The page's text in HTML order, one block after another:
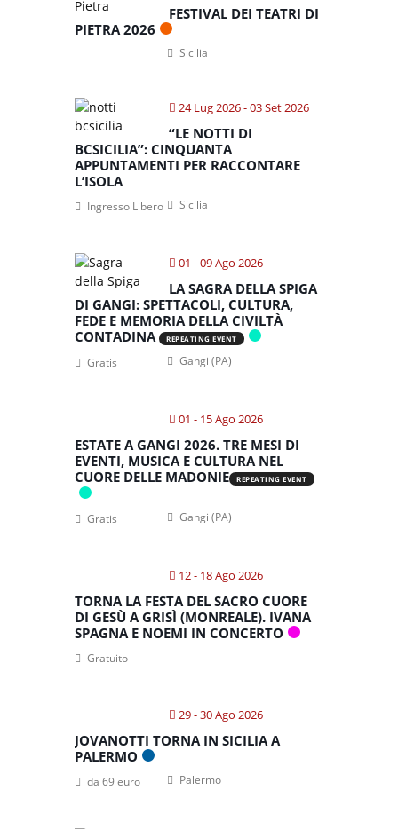
FESTIVAL DEI TEATRI DI
PIETRA 2026
Sicilia
24 Lug 2026- 03 Set 2026
“LE NOTTI DI
BCSICILIA”: CINQUANTA
APPUNTAMENTI PER RACCONTARE
L’ISOLA
Sicilia
Ingresso Libero
01 - 09 Ago 2026
LA SAGRA DELLA SPIGA
DI GANGI: SPETTACOLI, CULTURA,
FEDE E MEMORIA DELLA CIVILTÀ
CONTADINA
REPEATING EVENT
Gangi (PA)
Gratis
01 - 15 Ago 2026
ESTATE A GANGI 2026. TRE MESI DI
EVENTI, MUSICA E CULTURA NEL
CUORE DELLE MADONIE
REPEATING EVENT
Gangi (PA)
Gratis
12 - 18 Ago 2026
TORNA LA FESTA DEL SACRO CUORE
DI GESÙ A GRISÌ (MONREALE). IVANA
SPAGNA E NOEMI IN CONCERTO
Gratuito
29 - 30 Ago 2026
JOVANOTTI TORNA IN SICILIA A
PALERMO
Palermo
da 69 euro